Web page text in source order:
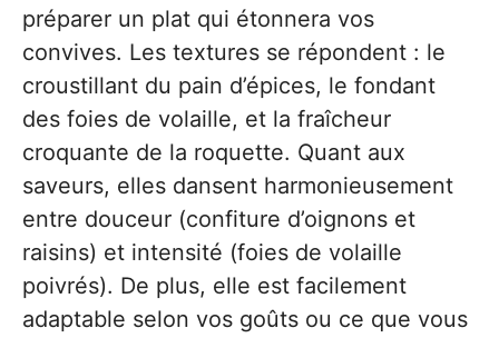
préparer un plat qui étonnera vos
convives. Les textures se répondent : le
croustillant du pain d’épices, le fondant
des foies de volaille, et la fraîcheur
croquante de la roquette. Quant aux
saveurs, elles dansent harmonieusement
entre douceur (confiture d’oignons et
raisins) et intensité (foies de volaille
poivrés). De plus, elle est facilement
adaptable selon vos goûts ou ce que vous